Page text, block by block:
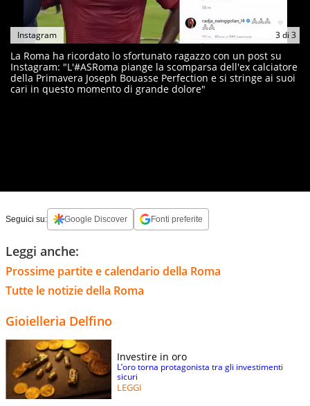
3di 3
Instagram
La Roma ha ricordato lo sfortunato ragazzo con un post su
Instagram: "L'#ASRoma piange la scomparsa dell'ex calciatore
della Primavera Joseph Bouasse Perfection e si stringe ai suoi
cari in questo momento di grande dolore"
Seguici su: Google Discover Fonti preferite
Leggi anche:
Prossime partite e calendario della Roma
Tutte le notizie della Roma
Gioielleria Delfino
Investire in oro
L’oro torna protagonista tra gli investimenti
sicuri
LEGGI